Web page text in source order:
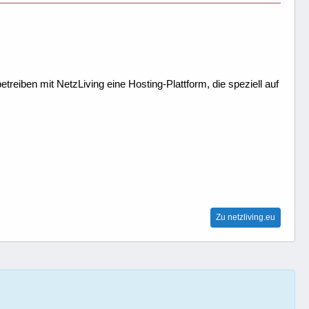
mit NetzLiving eine Hosting-Plattform, die speziell auf
Zu netzliving.eu